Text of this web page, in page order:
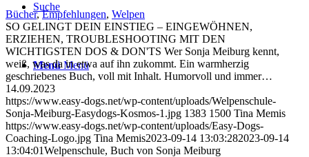
Suche
Menü Menü
Bücher,Empfehlungen, Welpen
SO GELINGT DEIN EINSTIEG – EINGEWÖHNEN,
ERZIEHEN, TROUBLESHOOTING MIT DEN
WICHTIGSTEN DOS & DON'TS Wer Sonja Meiburg kennt,
weiß, was da in etwa auf ihn zukommt. Ein warmherzig
geschriebenes Buch, voll mit Inhalt. Humorvoll und immer…
14.09.2023
https://www.easy-dogs.net/wp-content/uploads/Welpenschule-
Sonja-Meiburg-Easydogs-Kosmos-1.jpg 1383 1500 Tina Memis
https://www.easy-dogs.net/wp-content/uploads/Easy-Dogs-
Coaching-Logo.jpg Tina Memis2023-09-14 13:03:282023-09-14
13:04:01Welpenschule, Buch von Sonja Meiburg